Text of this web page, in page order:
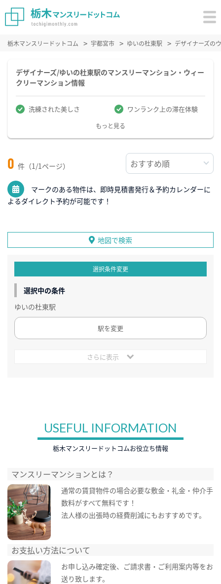
栃木マンスリードットコム 宇都宮市 ゆいの杜東駅 デザイナーズの
デザイナーズ/ゆいの杜東駅のマンスリーマンション・ウィー
クリーマンション情報
洗練された美しさ ワンランク上の滞在体験
もっと見る
0 件（1/1ページ）
マークのある物件は、即時見積書発行＆予約カレンダーに
よるダイレクト予約が可能です！
地図で検索
選択条件変更
選択中の条件
ゆいの杜東駅
駅を変更
さらに表示
USEFUL INFORMATION
栃木マンスリードットコムお役立ち情報
マンスリーマンションとは？
通常の賃貸物件の場合必要な敷金・礼金・仲介手
数料がすべて無料です！
法人様の出張時の経費削減にもおすすめです。
お支払い方法について
お申し込み確定後、ご請求書・ご利用案内等をお
送り致します。